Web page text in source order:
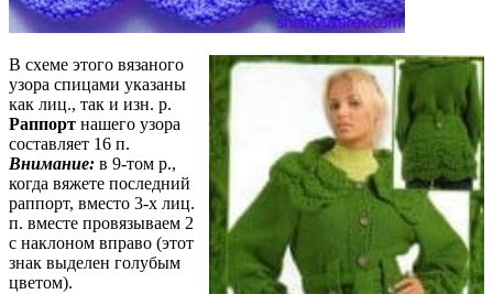
В схеме этого вязаного
узора спицами указаны
как лиц., так и изн. р.
Раппорт нашего узора
составляет 16 п.
Внимание: в 9-том р.,
когда вяжете последний
раппорт, вместо 3-х лиц.
п. вместе провязываем 2
с наклоном вправо (этот
знак выделен голубым
цветом).